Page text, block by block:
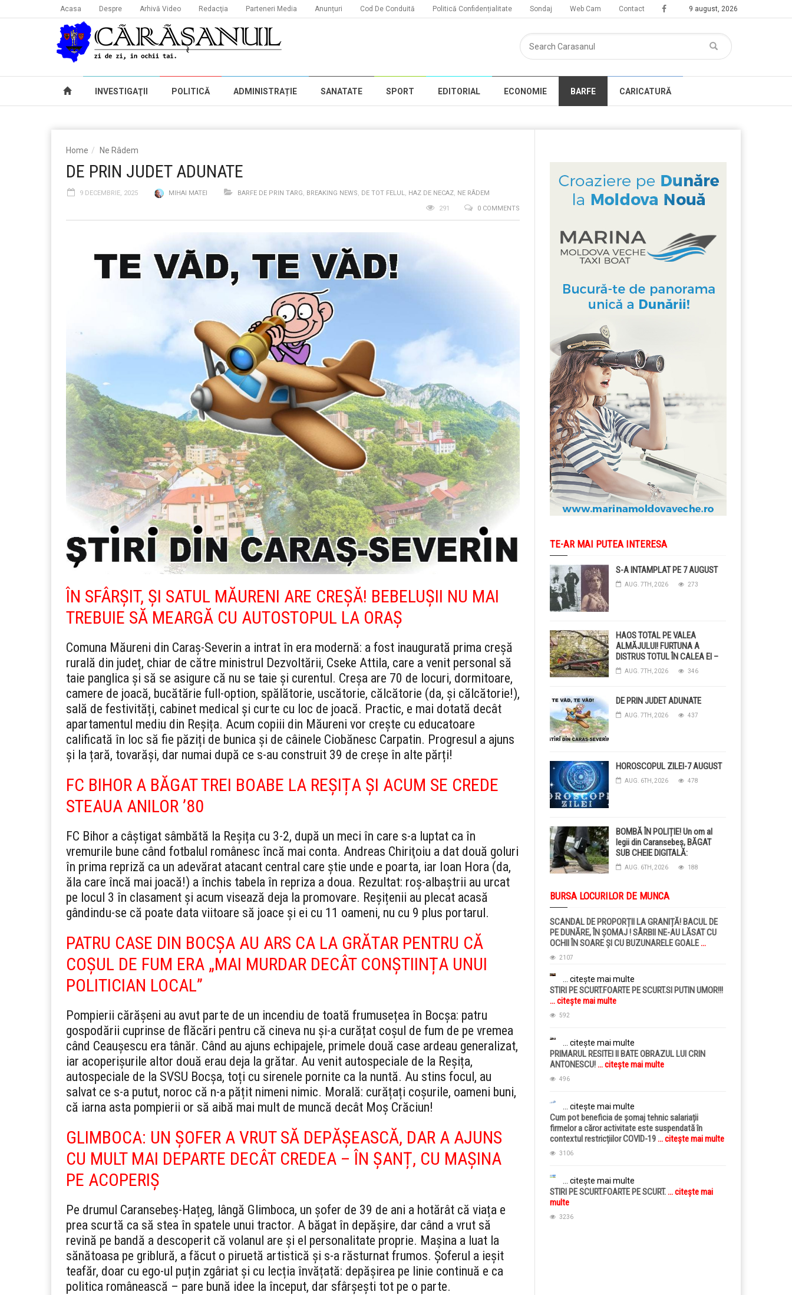
9 august, 2026
Acasa Despre Arhivă Video Redacţia Parteneri Media Anunțuri Cod De Conduită Politică Confidențialitate Sondaj Web Cam Contact
INVESTIGAŢII POLITICĂ ADMINISTRAȚIE SANATATE SPORT EDITORIAL ECONOMIE BARFE CARICATURĂ
Home Ne Râdem
DE PRIN JUDET ADUNATE
9 DECEMBRIE, 2025 MIHAI MATEI BARFE DE PRIN TARG, BREAKING NEWS, DE TOT FELUL, HAZ DE NECAZ, NE RÂDEM
0 COMMENTS
291
ÎN SFÂRȘIT, ȘI SATUL MĂURENI ARE CREȘĂ! BEBELUȘII NU MAI
TREBUIE SĂ MEARGĂ CU AUTOSTOPUL LA ORAȘ
Comuna Măureni din Caraș-Severin a intrat în era modernă: a fost inaugurată prima creșă
rurală din județ, chiar de către ministrul Dezvoltării, Cseke Attila, care a venit personal să
taie panglica și să se asigure că nu se taie și curentul. Creșa are 70 de locuri, dormitoare,
camere de joacă, bucătărie full-option, spălătorie, uscătorie, călcătorie (da, și călcătorie!),
sală de festivități, cabinet medical și curte cu loc de joacă. Practic, e mai dotată decât
apartamentul mediu din Reșița. Acum copiii din Măureni vor crește cu educatoare
calificată în loc să fie păziți de bunica și de câinele Ciobănesc Carpatin. Progresul a ajuns
și la țară, tovarăși, dar numai după ce s-au construit 39 de creşe în alte părți!
FC BIHOR A BĂGAT TREI BOABE LA REȘIȚA ȘI ACUM SE CREDE
STEAUA ANILOR ’80
FC Bihor a câștigat sâmbătă la Reșița cu 3-2, după un meci în care s-a luptat ca în
vremurile bune când fotbalul românesc încă mai conta. Andreas Chiriţoiu a dat două goluri
în prima repriză ca un adevărat atacant central care știe unde e poarta, iar Ioan Hora (da,
ăla care încă mai joacă!) a închis tabela în repriza a doua. Rezultat: roș-albaștrii au urcat
pe locul 3 în clasament și acum visează deja la promovare. Reșițenii au plecat acasă
gândindu-se că poate data viitoare să joace și ei cu 11 oameni, nu cu 9 plus portarul.
PATRU CASE DIN BOCȘA AU ARS CA LA GRĂTAR PENTRU CĂ
COȘUL DE FUM ERA „MAI MURDAR DECÂT CONȘTIINȚA UNUI
POLITICIAN LOCAL”
Pompierii cărășeni au avut parte de un incendiu de toată frumusețea în Bocșa: patru
gospodării cuprinse de flăcări pentru că cineva nu și-a curățat coșul de fum de pe vremea
când Ceaușescu era tânăr. Când au ajuns echipajele, primele două case ardeau generalizat,
iar acoperișurile altor două erau deja la grătar. Au venit autospeciale de la Reșița,
autospeciale de la SVSU Bocșa, toți cu sirenele pornite ca la nuntă. Au stins focul, au
salvat ce s-a putut, noroc că n-a pățit nimeni nimic. Morală: curățați coșurile, oameni buni,
că iarna asta pompierii or să aibă mai mult de muncă decât Moș Crăciun!
GLIMBOCA: UN ȘOFER A VRUT SĂ DEPĂȘEASCĂ, DAR A AJUNS
CU MULT MAI DEPARTE DECÂT CREDEA – ÎN ȘANȚ, CU MAȘINA
PE ACOPERIȘ
Pe drumul Caransebeș-Hațeg, lângă Glimboca, un șofer de 39 de ani a hotărât că viața e
prea scurtă ca să stea în spatele unui tractor. A băgat în depășire, dar când a vrut să
revină pe bandă a descoperit că volanul are și el personalitate proprie. Mașina a luat la
sănătoasa pe griblură, a făcut o piruetă artistică și s-a răsturnat frumos. Șoferul a ieșit
teafăr, doar cu ego-ul puțin zgâriat și cu lecția învățată: depășirea pe linie continuă e ca
politica românească – pare bună idee la început, dar sfârșești tot pe o parte.
TE-AR MAI PUTEA INTERESA
S-A INTAMPLAT PE 7 AUGUST
AUG. 7TH, 2026 273
HAOS TOTAL PE VALEA
ALMĂJULUI! FURTUNA A
DISTRUS TOTUL ÎN CALEA EI –
COPACI CĂZUȚI, DRUMURI
BLOCAȚE, CURENT TĂIAT ȘI
GRINDINĂ!
AUG. 7TH, 2026 346
DE PRIN JUDET ADUNATE
AUG. 7TH, 2026 437
HOROSCOPUL ZILEI-7 AUGUST
AUG. 6TH, 2026 478
BOMBĂ ÎN POLIȚIE! Un om al
legii din Caransebeș, BĂGAT
SUB CHEIE DIGITALĂ:
Judecătorii i-au pus BRĂȚARĂ
ELECTRONICĂ la picior!
AUG. 6TH, 2026 188
BURSA LOCURILOR DE MUNCA
SCANDAL DE PROPORȚII LA GRANIȚĂ! BACUL DE
PE DUNĂRE, ÎN ȘOMAJ ! SÂRBII NE-AU LĂSAT CU
OCHII ÎN SOARE ȘI CU BUZUNARELE GOALE...
citește mai multe
2107
... citește mai multe
STIRI PE SCURT.FOARTE PE SCURT.SI PUTIN UMOR!!!
... citește mai multe
592
... citește mai multe
PRIMARUL RESITEI II BATE OBRAZUL LUI CRIN
ANTONESCU!... citește mai multe
496
... citește mai multe
Cum pot beneficia de șomaj tehnic salariații
firmelor a căror activitate este suspendată în
contextul restricțiilor COVID-19... citește mai multe
3106
... citește mai multe
STIRI PE SCURT.FOARTE PE SCURT.... citește mai
multe
3236